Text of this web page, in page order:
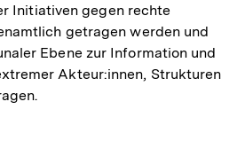
Initiativen gegen rechte
getragen werden und
Ebene zur Information und
Akteur:innen, Strukturen